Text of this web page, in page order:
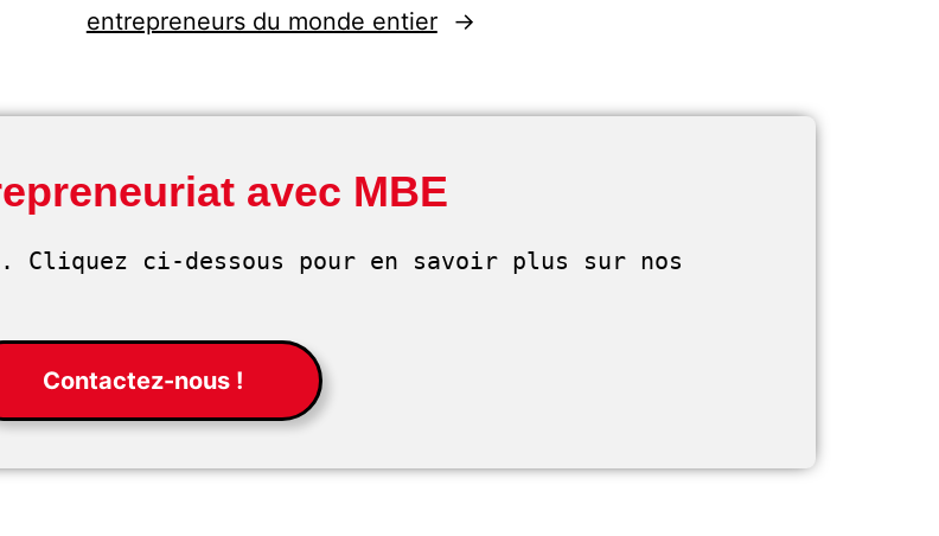
entrepreneurs du monde entier
→
avec MBE
Cliquez ci-dessous pour en savoir plus sur nos
Contactez-nous !